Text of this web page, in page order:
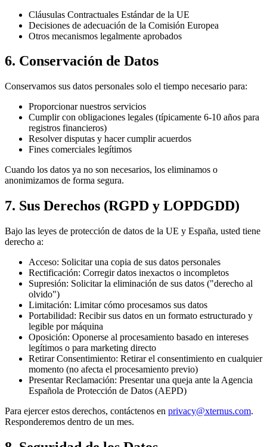
Cláusulas Contractuales Estándar de la UE
Decisiones de adecuación de la Comisión Europea
Otros mecanismos legalmente aprobados
6. Conservación de Datos
Conservamos sus datos personales solo el tiempo necesario para:
Proporcionar nuestros servicios
Cumplir con obligaciones legales (típicamente 6-10 años para
registros financieros)
Resolver disputas y hacer cumplir acuerdos
Fines comerciales legítimos
Cuando los datos ya no son necesarios, los eliminamos o
anonimizamos de forma segura.
7. Sus Derechos (RGPD y LOPDGDD)
Bajo las leyes de protección de datos de la UE y España, usted tiene
derecho a:
Acceso: Solicitar una copia de sus datos personales
Rectificación: Corregir datos inexactos o incompletos
Supresión: Solicitar la eliminación de sus datos ("derecho al
olvido")
Limitación: Limitar cómo procesamos sus datos
Portabilidad: Recibir sus datos en un formato estructurado y
legible por máquina
Oposición: Oponerse al procesamiento basado en intereses
legítimos o para marketing directo
Retirar Consentimiento: Retirar el consentimiento en cualquier
momento (no afecta el procesamiento previo)
Presentar Reclamación: Presentar una queja ante la Agencia
Española de Protección de Datos (AEPD)
Para ejercer estos derechos, contáctenos en privacy@xternus.com.
Responderemos dentro de un mes.